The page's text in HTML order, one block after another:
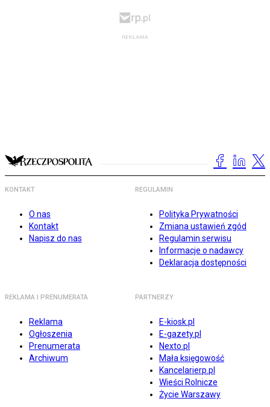
KONTAKT
O nas
Kontakt
Napisz do nas
REGULAMIN
Polityka Prywatności
Zmiana ustawień zgód
Regulamin serwisu
Informacje o nadawcy
Deklaracja dostępności
REKLAMA I PRENUMERATA
Reklama
Ogłoszenia
Prenumerata
Archiwum
PARTNERZY
E-kiosk.pl
E-gazety.pl
Nexto.pl
Mała księgowość
Kancelarierp.pl
Wieści Rolnicze
Życie Warszawy